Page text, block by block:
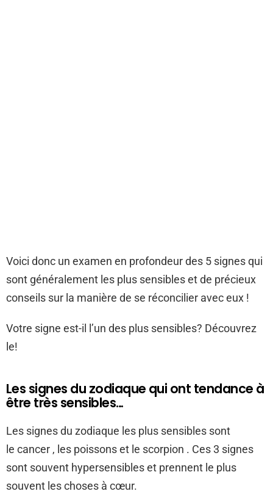
Voici donc un examen en profondeur des 5 signes qui
sont généralement les plus sensibles et de précieux
conseils sur la manière de se réconcilier avec eux !
Votre signe est-il l’un des plus sensibles? Découvrez
le!
Les signes du zodiaque qui ont tendance à
être très sensibles…
Les signes du zodiaque les plus sensibles sont
le cancer , les poissons et le scorpion . Ces 3 signes
sont souvent hypersensibles et prennent le plus
souvent les choses à cœur.